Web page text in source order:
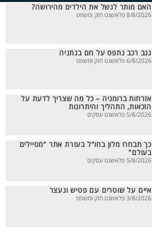
האם מותר לנשל את הילדים מהירושה?
8/8/2026 פלאשנט חוק ומשפט
גנב רכב נתפס על חם בנתניה
6/8/2026 פלאשנט חוק ומשפט
אזרחות ברומניה – כל מה שצריך לדעת על
הזכאות, התהליך והיתרונות
5/8/2026 פלאשנט עסקים
כך תבחרו מלון בחו"ל בעזרת אתר "מטיילים
בעולם"
5/8/2026 פלאשנט עסקים
איים על שוטרים עם פטיש ונעצר
3/8/2026 פלאשנט חוק ומשפט